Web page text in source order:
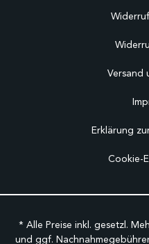
Versand
Erklärung
Cookie-
* Alle Preise inkl. gesetzl.
und ggf.